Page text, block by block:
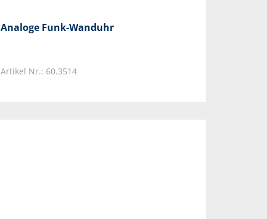
Analoge Funk-Wanduhr
Artikel Nr.: 60.3514